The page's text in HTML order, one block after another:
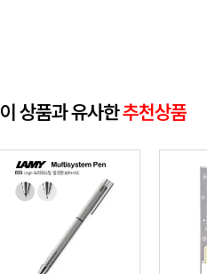
이 상품과 유사한추천상품